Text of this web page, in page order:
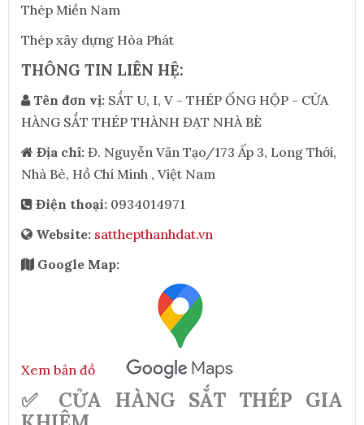
Thép Miền Nam
Thép xây dựng Hòa Phát
THÔNG TIN LIÊN HỆ:
Tên đơn vị: SẮT U, I, V - THÉP ỐNG HỘP - CỬA
HÀNG SẮT THÉP THÀNH ĐẠT NHÀ BÈ
Địa chỉ: Đ. Nguyễn Văn Tạo/173 Ấp 3, Long Thới,
Nhà Bè, Hồ Chí Minh , Việt Nam
Điện thoại: 0934014971
Website: satthepthanhdat.vn
Google Map:
Xem bản đồ
✅ CỬA HÀNG SẮT THÉP GIA